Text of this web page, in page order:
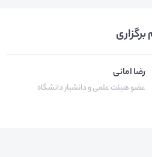
برگزاری
رضا امانی
عضو هیئت علمی و دانشیار دانشگاه